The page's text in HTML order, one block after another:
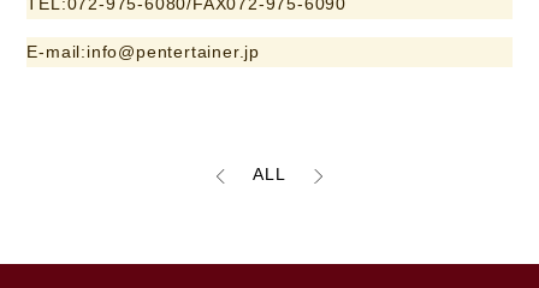
E-mail:info@pentertainer.jp
ALL